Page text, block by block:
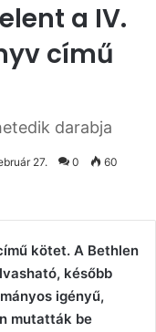
a IV.
című
darabja
27. 0 60
kötet. A Bethlen
később
igényű,
mutatták be